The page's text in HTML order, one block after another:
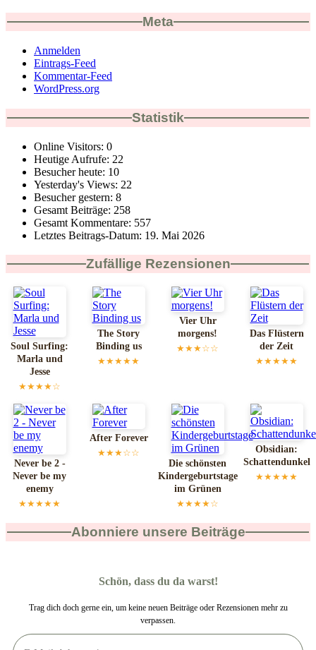
Meta
Anmelden
Eintrags-Feed
Kommentar-Feed
WordPress.org
Statistik
Online Visitors: 0
Heutige Aufrufe: 22
Besucher heute: 10
Yesterday's Views: 22
Besucher gestern: 8
Gesamt Beiträge: 258
Gesamt Kommentare: 557
Letztes Beitrags-Datum: 19. Mai 2026
Zufällige Rezensionen
Soul Surfing:
Marla und
Jesse
★★★★☆
The Story
Binding us
★★★★★
Vier Uhr
morgens!
★★★☆☆
Das Flüstern
der Zeit
★★★★★
Never be 2 -
Never be my
enemy
★★★★★
After Forever
★★★☆☆
Die schönsten
Kindergeburtstage
im Grünen
★★★★☆
Obsidian:
Schattendunkel
★★★★★
Abonniere unsere Beiträge
Schön, dass du da warst!
Trag dich doch gerne ein, um keine neuen Beiträge oder Rezensionen mehr zu
verpassen.